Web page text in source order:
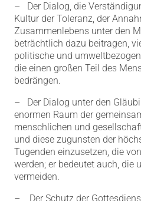
– Der Dialog, die
Kultur der Toleranz, der
Zusammenlebens unter den
beträchtlich dazu beitragen,
politische und
die einen großen Teil des
bedrängen.
– Der Dialog unter den
enormen Raum der
menschlichen und
und diese zugunsten der
Tugenden einzusetzen, die
werden; er bedeutet auch, die
vermeiden.
– Der Schutz der